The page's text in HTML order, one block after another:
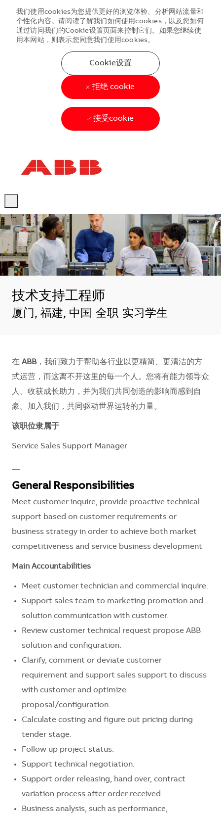
-
-
我们使用cookies为您提供更好的浏览体验、分析网站流量和
个性化内容。请阅读了解我们如何使用cookies，以及您如何
通过访问我们的Cookie设置页面来控制它们。如果您继续使
用本网站，则表示您同意我们使用cookies。
Cookie设置
拒绝 cookie
接受cookie
技术支持工程师
地点
厦门, 福建, 中国 全职 实习学生
在 ABB，我们致力于帮助各行业以更精简、更清洁的方
式运营，而这离不开这里的每一个人。您将有能力领导众
人、收获成长助力，并为我们共同创造的影响而感到自
豪。加入我们，共同驱动世界运转的力量。​​​​
该职位隶属于
Service Sales Support Manager
General Responsibilities
Meet customer inquire, provide proactive technical
support based on customer requirements or
business strategy in order to achieve both market
competitiveness and service business development
Main Accountabilities
Meet customer technician and commercial inquire.
Support sales team to marketing promotion and
solution communication with customer.
Review customer technical request propose ABB
solution and configuration.
Clarify, comment or deviate customer
requirement and support sales support to discuss
with customer and optimize
proposal/configuration.
Calculate costing and figure out pricing during
tender stage.
Follow up project status.
Support technical negotiation.
Support order releasing, hand over, contract
variation process after order received.
Business analysis, such as performance,